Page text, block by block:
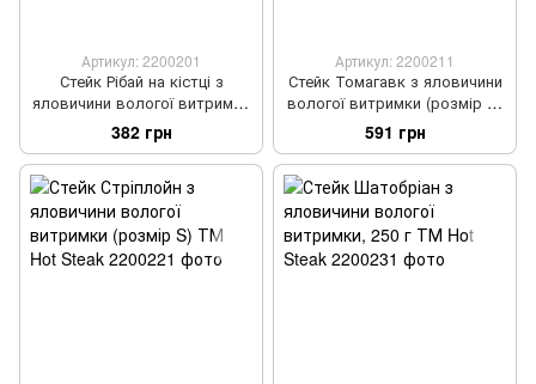
Артикул: 2200201
Стейк Рібай на кістці з
яловичини вологої витримки
(розмір S) ТМ Hot Steak
382 грн
Артикул: 2200211
Стейк Томагавк з яловичини
вологої витримки (розмір S)
ТМ Hot Steak
591 грн